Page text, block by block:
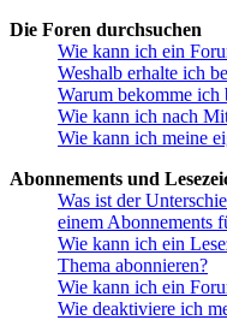
Die Foren durchsuchen
Wie kann ich ein
Weshalb erhalte ich
Warum bekomme ich
Wie kann ich nach
Wie kann ich meine
Abonnements und
Was ist der
einem Abonnements
Wie kann ich ein
Thema abonnieren?
Wie kann ich ein
Wie deaktiviere ich